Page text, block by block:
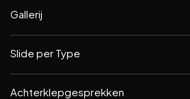
Gallerij
Slide per Type
Achterklepgesprekken